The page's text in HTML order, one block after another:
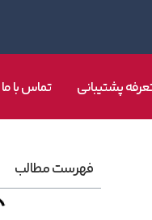
پشتیبانی تماس با ما
فهرست مطالب